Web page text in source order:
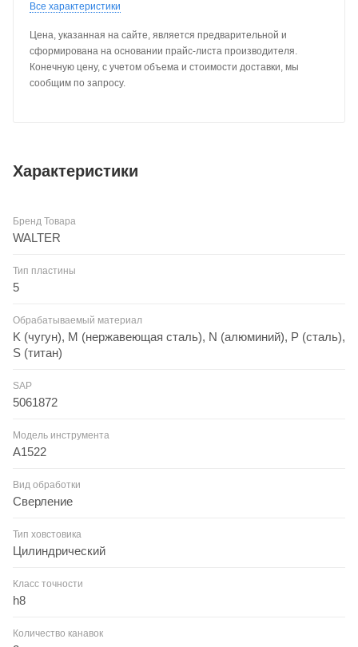
Все характеристики
Цена, указанная на сайте, является предварительной и
сформирована на основании прайс-листа производителя.
Конечную цену, с учетом объема и стоимости доставки, мы
сообщим по запросу.
Характеристики
Бренд Товара
WALTER
Тип пластины
5
Обрабатываемый материал
K (чугун), M (нержавеющая сталь), N (алюминий), P (сталь),
S (титан)
SAP
5061872
Модель инструмента
A1522
Вид обработки
Сверление
Тип ховстовика
Цилиндрический
Класс точности
h8
Количество канавок